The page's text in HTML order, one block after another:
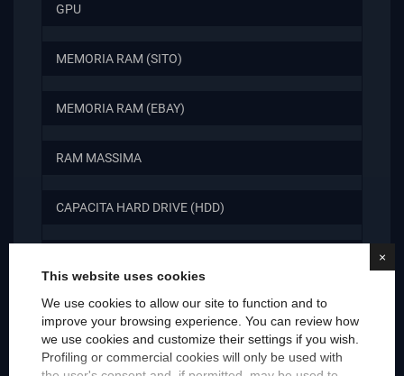
×
This website uses cookies
We use cookies to allow our site to function and to
improve your browsing experience. You can review how
we use cookies and customize their settings if you wish.
Profiling or commercial cookies will only be used with
GPU
MEMORIA RAM (SITO)
MEMORIA RAM (EBAY)
RAM MASSIMA
CAPACITA HARD DRIVE (HDD)
TIPOLOGIA DISCO
HDD